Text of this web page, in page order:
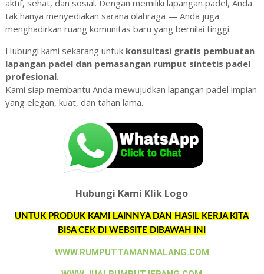
aktif, sehat, dan sosial. Dengan memiliki lapangan padel, Anda
tak hanya menyediakan sarana olahraga — Anda juga
menghadirkan ruang komunitas baru yang bernilai tinggi.
Hubungi kami sekarang untuk konsultasi gratis pembuatan
lapangan padel dan pemasangan rumput sintetis padel
profesional.
Kami siap membantu Anda mewujudkan lapangan padel impian
yang elegan, kuat, dan tahan lama.
Hubungi Kami Klik Logo
UNTUK PRODUK KAMI LAINNYA DAN HASIL KERJA KITA
BISA CEK DI WEBSITE DIBAWAH INI
WWW.RUMPUTTAMANMALANG.COM